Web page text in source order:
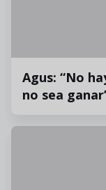
Agus: “No
no sea